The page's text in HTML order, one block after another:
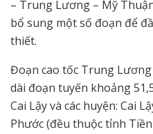
– Trung Lương – Mỹ
bổ sung một số đoạn để
thiết.
Đoạn cao tốc Trung
dài đoạn tuyến khoảng
Cai Lậy và các huyện: Cai
Phước (đều thuộc tỉnh Tiền